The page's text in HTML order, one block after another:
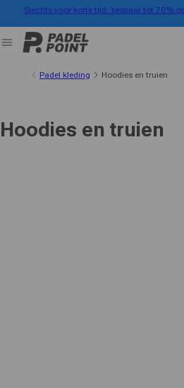
naar de inhoud
Slechts voor korte tijd: bespaar tot 70%
Padel kleding Hoodies en truien
Hoodies en truien